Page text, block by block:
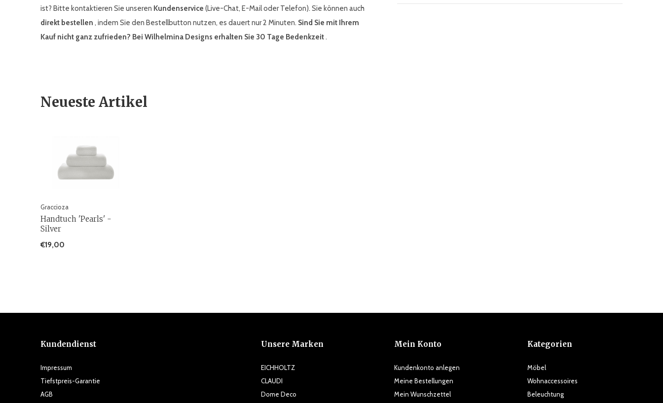
ist? Bitte kontaktieren Sie unseren Kundenservice (Live-Chat, E-Mail oder Telefon). Sie können auch
direkt bestellen , indem Sie den Bestellbutton nutzen, es dauert nur 2 Minuten. Sind Sie mit Ihrem
Kauf nicht ganz zufrieden? Bei Wilhelmina Designs erhalten Sie 30 Tage Bedenkzeit.
Neueste Artikel
Graccioza
Handtuch 'Pearls' -
Silver
€19,00
Kundendienst
Impressum
Tiefstpreis-Garantie
AGB
Unsere Marken
EICHHOLTZ
CLAUDI
Dome Deco
Mein Konto
Kundenkonto anlegen
Meine Bestellungen
Mein Wunschzettel
Kategorien
Möbel
Wohnaccessoires
Beleuchtung